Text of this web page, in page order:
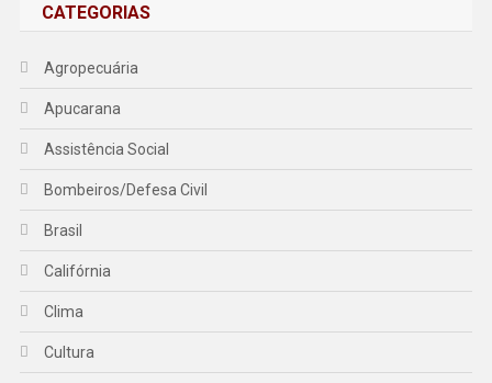
CATEGORIAS
Agropecuária
Apucarana
Assistência Social
Bombeiros/Defesa Civil
Brasil
Califórnia
Clima
Cultura